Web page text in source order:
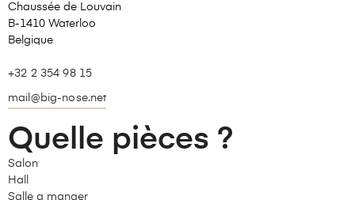
Chaussée de Louvain
B-1410 Waterloo
Belgique
+32 2 354 98 15
mail@big-nose.net
Quelle pièces ?
Salon
Hall
Salle a manger